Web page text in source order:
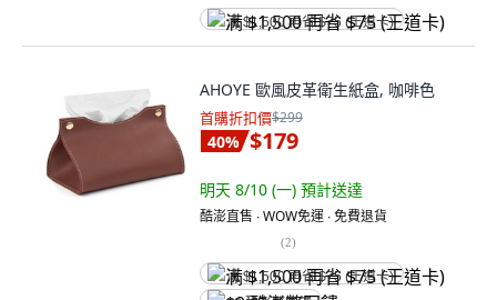
满 $1,500 再省 $75 (王道卡)
AHOYE 歐風皮革衛生紙盒, 咖啡色
首購折扣價$299
40% $179
明天 8/10 (一) 預計送達
酷澎直售 ∙ WOW免運 ∙ 免費退貨
(2)
满 $1,500 再省 $75 (王道卡)